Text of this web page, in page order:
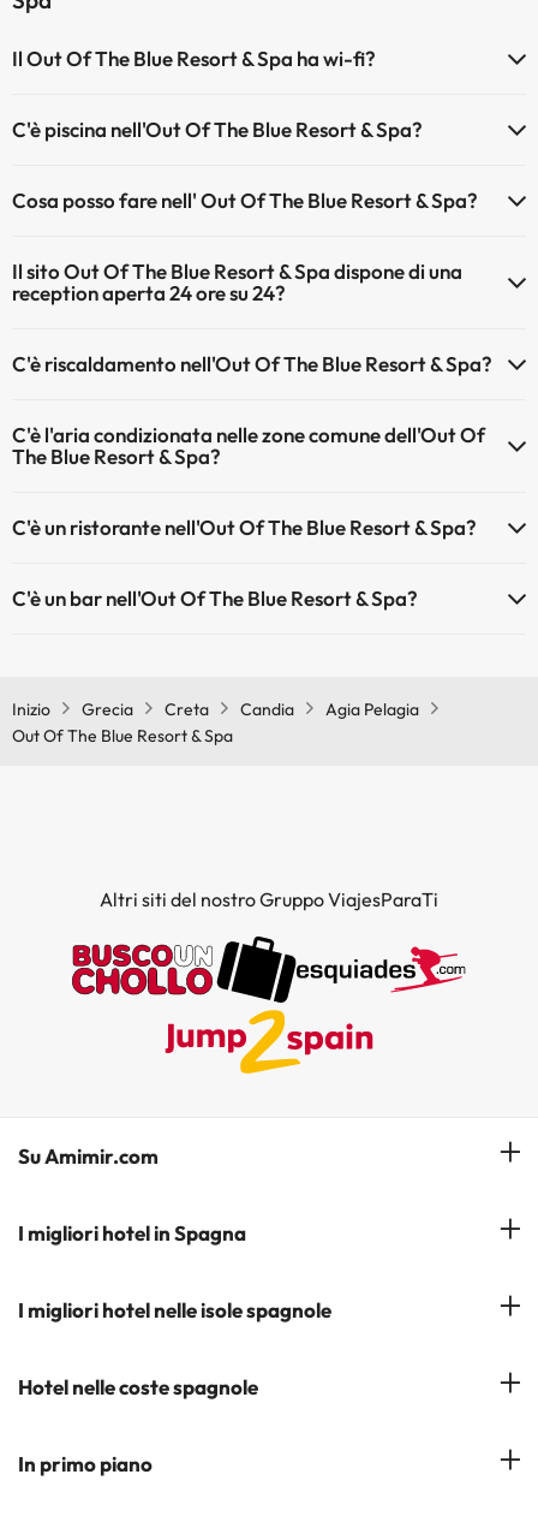
Il Out Of The Blue Resort & Spa ha wi-fi?
C'è piscina nell'Out Of The Blue Resort & Spa?
Qui potete trovare maggiori informazioni sulla piscina e sulle altri
Piscina all'aperto (stagione estiva)
Cosa posso fare nell' Out Of The Blue Resort & Spa?
possono essere a pagamento):
Il sito Out Of The Blue Resort & Spa dispone di una
reception aperta 24 ore su 24?
24
C'è riscaldamento nell'Out Of The Blue Resort & Spa?
aree comuni
C'è l'aria condizionata nelle zone comune dell'Out Of
The Blue Resort & Spa?
aree comuni.
C'è un ristorante nell'Out Of The Blue Resort & Spa?
C'è un bar nell'Out Of The Blue Resort & Spa?
Inizio Grecia Creta Candia
Agia Pelagia
Out Of The Blue Resort & Spa
Altri siti del nostro Gruppo ViajesParaTi
Su Amimir.com
Il Nostro Team
Iscrivetevi alla nostra newsletter
I migliori hotel in Spagna
Hotel a Salou
Hotel a Cádiz
I migliori hotel nelle isole spagnole
Hotel a Tenerife
Hotel a Maiorca
Hotel nelle coste spagnole
Costa del Sol
In primo piano